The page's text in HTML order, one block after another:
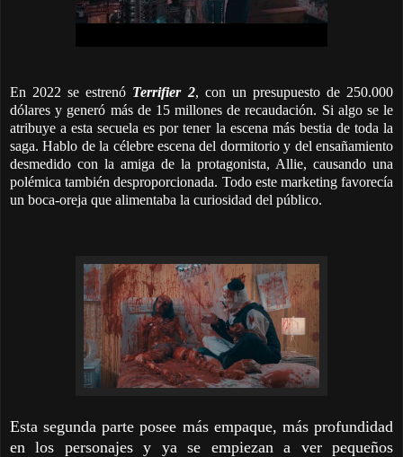
En 2022 se estrenó Terrifier 2, con un presupuesto de 250.000
dólares y generó más de 15 millones de recaudación. Si algo se le
atribuye a esta secuela es por tener la escena más bestia de toda la
saga. Hablo de la célebre escena del dormitorio y del ensañamiento
desmedido con la amiga de la protagonista, Allie, causando una
polémica también desproporcionada. Todo este marketing favorecía
un boca-oreja que alimentaba la curiosidad del público.
Esta segunda parte posee más empaque, más profundidad
en los personajes y ya se empiezan a ver pequeños